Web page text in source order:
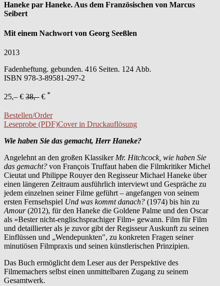
Haneke par Haneke. Aus dem Französischen von Marcus
Seibert
Mit einem Nachwort von Georg Seeßlen
2013
Fadenheftung. gebunden. 416 Seiten. 124 Abb.
ISBN 978-3-89581-297-2
25,– € 38,– € *
Bestellen/Order
Leseprobe (PDF)Cover in Druckauflösung
Wie haben Sie das gemacht, Herr Haneke?
Angelehnt an den großen Klassiker Mr. Hitchcock, wie haben Sie
das gemacht? von François Truffaut haben die Filmkritiker Michel
Cieutat und Philippe Rouyer den Regisseur Michael Haneke über
einen längeren Zeitraum ausführlich interviewt und Gespräche zu
jedem einzelnen seiner Filme geführt – angefangen von seinem
ersten Fernsehspiel Und was kommt danach? (1974) bis hin zu
Amour(2012), für den Haneke die Goldene Palme und den Oscar
als »Bester nicht-englischsprachiger Film« gewann. Film für Film
und detaillierter als je zuvor gibt der Regisseur Auskunft zu seinen
Einflüssen und „Wendepunkten", zu konkreten Fragen seiner
minutiösen Filmpraxis und seinen künstlerischen Prinzipien.
Das Buch ermöglicht dem Leser aus der Perspektive des
Filmemachers selbst einen unmittelbaren Zugang zu seinem
Gesamtwerk.